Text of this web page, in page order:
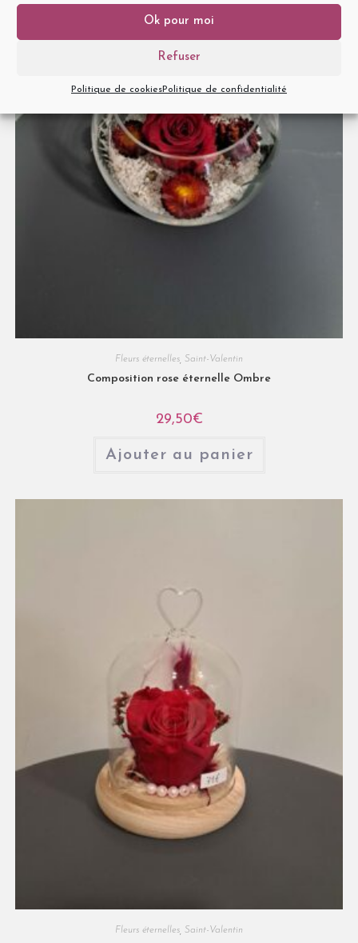
Ok pour moi
Refuser
Politique de cookiesPolitique de confidentialité
Fleurs éternelles Saint-Valentin
Composition rose éternelle Ombre
29,50€
Ajouter au panier
Fleurs éternelles Saint-Valentin